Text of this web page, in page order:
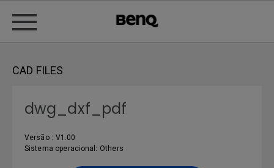
CAD FILES
dwg_dxf_pdf
Versão : V1.00
Sistema operacional: Others